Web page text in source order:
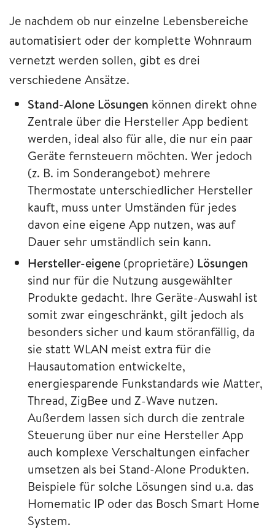
Je nachdem ob nur einzelne Lebensbereiche
automatisiert oder der komplette Wohnraum
vernetzt werden sollen, gibt es drei
verschiedene Ansätze.
Stand-Alone Lösungen können direkt ohne
Zentrale über die Hersteller App bedient
werden, ideal also für alle, die nur ein paar
Geräte fernsteuern möchten. Wer jedoch
(z. B. im Sonderangebot) mehrere
Thermostate unterschiedlicher Hersteller
kauft, muss unter Umständen für jedes
davon eine eigene App nutzen, was auf
Dauer sehr umständlich sein kann.
Hersteller-eigene (proprietäre) Lösungen
sind nur für die Nutzung ausgewählter
Produkte gedacht. Ihre Geräte-Auswahl ist
somit zwar eingeschränkt, gilt jedoch als
besonders sicher und kaum störanfällig, da
sie statt WLAN meist extra für die
Hausautomation entwickelte,
energiesparende Funkstandards wie Matter,
Thread, ZigBee und Z-Wave nutzen.
Außerdem lassen sich durch die zentrale
Steuerung über nur eine Hersteller App
auch komplexe Verschaltungen einfacher
umsetzen als bei Stand-Alone Produkten.
Beispiele für solche Lösungen sind u.a. das
Homematic IP oder das Bosch Smart Home
System.